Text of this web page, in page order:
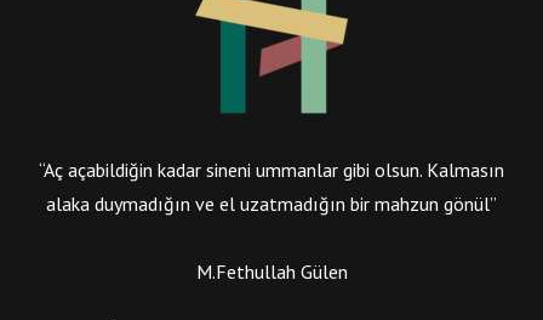
“Aç açabildiğin kadar sineni ummanlar gibi olsun. Kalmasın
alaka duymadığın ve el uzatmadığın bir mahzun gönül”
M.Fethullah Gülen